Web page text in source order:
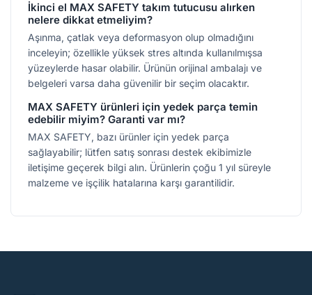
İkinci el MAX SAFETY takım tutucusu alırken
nelere dikkat etmeliyim?
Aşınma, çatlak veya deformasyon olup olmadığını
inceleyin; özellikle yüksek stres altında kullanılmışsa
yüzeylerde hasar olabilir. Ürünün orijinal ambalajı ve
belgeleri varsa daha güvenilir bir seçim olacaktır.
MAX SAFETY ürünleri için yedek parça temin
edebilir miyim? Garanti var mı?
MAX SAFETY, bazı ürünler için yedek parça
sağlayabilir; lütfen satış sonrası destek ekibimizle
iletişime geçerek bilgi alın. Ürünlerin çoğu 1 yıl süreyle
malzeme ve işçilik hatalarına karşı garantilidir.